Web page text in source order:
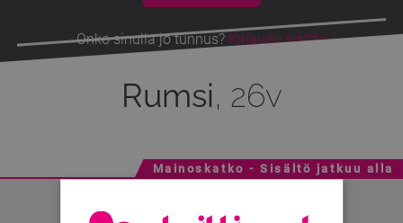
Onko sinulla jo tunnus? Kirjaudu sisään
Rumsi, 26v
Mainoskatko - Sisältö jatkuu alla